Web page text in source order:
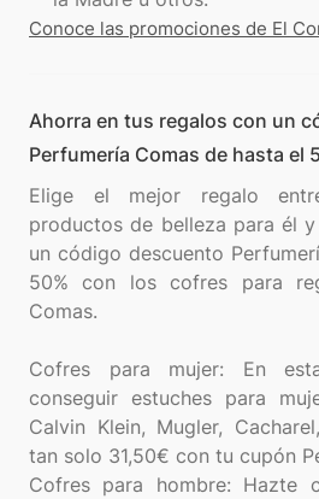
Conoce las promociones de El
Ahorra en tus regalos con un
Perfumería Comas de hasta el
Elige el mejor regalo
productos de belleza para él
un código descuento
50% con los cofres para
Comas.
Cofres para mujer: En
conseguir estuches para
Calvin Klein, Mugler,
tan solo 31,50€ con tu cupón
Cofres para hombre: Hazte